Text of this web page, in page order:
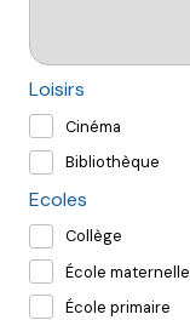
Loisirs
Cinéma
Bibliothèque
Ecoles
Collège
École maternelle
École primaire